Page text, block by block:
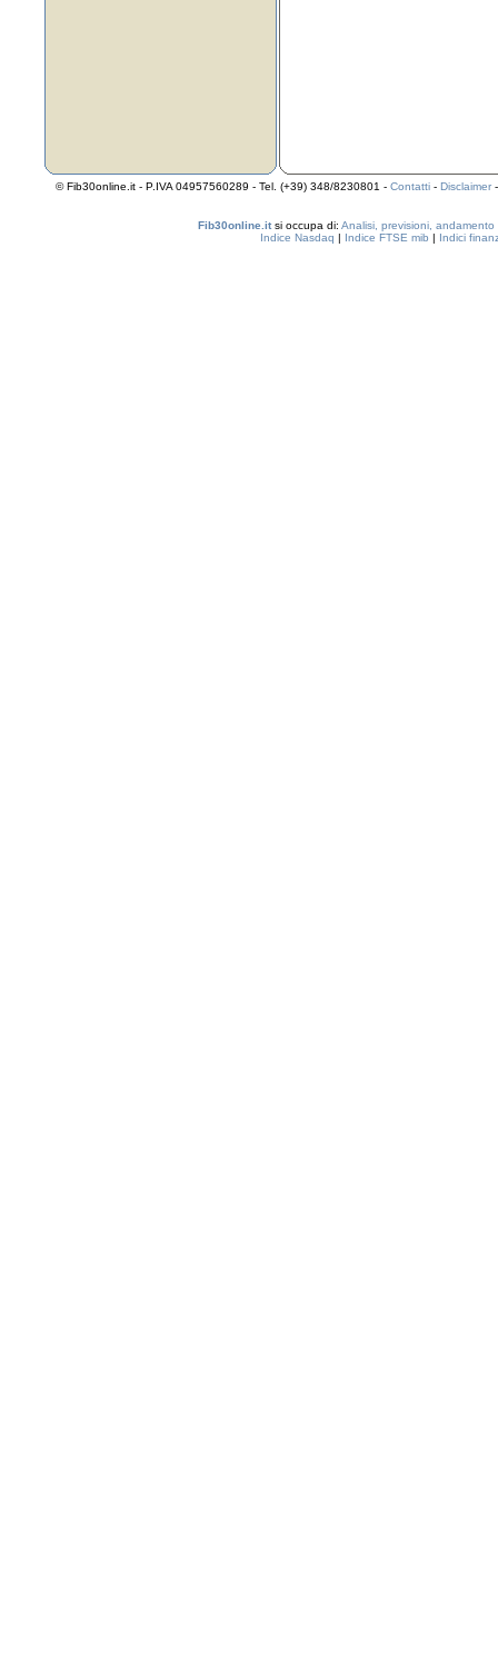
© Fib30online.it - P.IVA 04957560289 - Tel. (+39) 348/8230801 - Contatti - Disclaimer
Fib30online.it si occupa di: Analisi, previsioni, andamento
Indice Nasdaq | Indice FTSE mib | Indici